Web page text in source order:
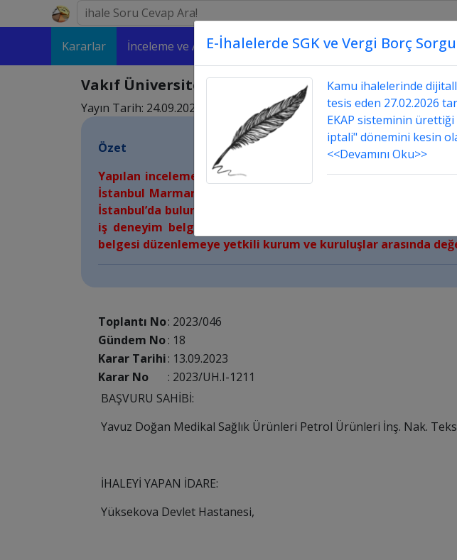
Kararlar İnceleme ve Analizler Makaleler Üstada Sor
Vakıf Üniversitesi tarafından düzenlenen iş
Yayın Tarih: 24.09.2023 10:09
Özet
Yapılan incelemede, yeterlik bilgileri tablosunda beyan
İstanbul Marmara Eğitim Vakfı tarafından kurulan,
İstanbul’da bulunan bir yükseköğretim kurumu olduğu, bu
iş deneyim belgesini düzenleyen kurumun, vakıf
belgesi düzenlemeye yetkili kurum ve kuruluşlar arasında
Toplantı No: 2023/046
Gündem No: 18
Karar Tarihi: 13.09.2023
Karar No
: 2023/UH.I-1211
BAŞVURU SAHİBİ:
Yavuz Doğan Medikal Sağlık Ürünleri Petrol Ürünleri İnş. Nak.
İHALEYİ YAPAN İDARE:
Yüksekova Devlet Hastanesi,
E-İhalelerde SGK ve Vergi Borç
Kamu ihalelerinde
tesis eden 27.02.2026
EKAP sisteminin
iptali" dönemini kesin
<<Devamını Oku>>